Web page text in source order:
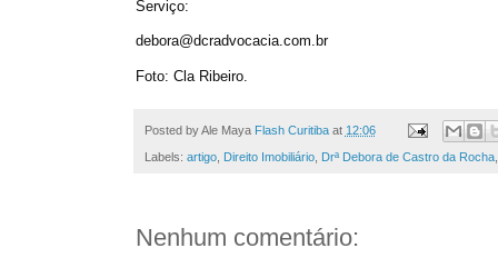
Serviço:
debora@dcradvocacia.com.br
Foto: Cla Ribeiro.
Posted by Ale Maya Flash Curitiba at 12:06
Labels: artigo, Direito Imobiliário, Drª Debora de Castro da Rocha,
Nenhum comentário: